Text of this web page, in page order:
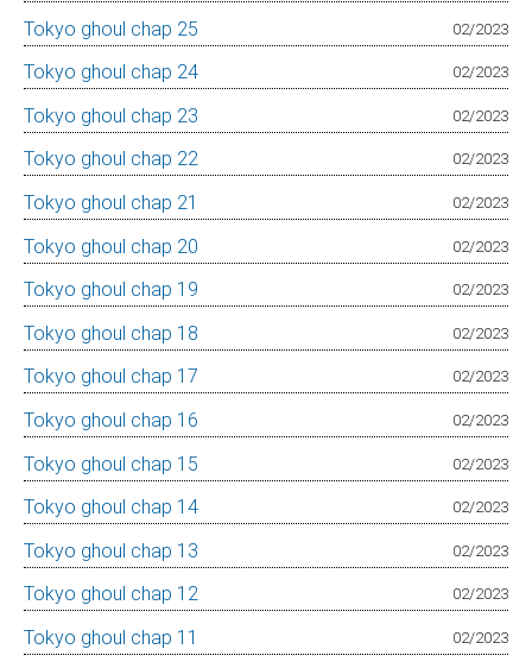
Tokyo ghoul chap 25 02/2023
Tokyo ghoul chap 24 02/2023
Tokyo ghoul chap 23 02/2023
Tokyo ghoul chap 22 02/2023
Tokyo ghoul chap 21 02/2023
Tokyo ghoul chap 20 02/2023
Tokyo ghoul chap 19 02/2023
Tokyo ghoul chap 18 02/2023
Tokyo ghoul chap 17 02/2023
Tokyo ghoul chap 16 02/2023
Tokyo ghoul chap 15 02/2023
Tokyo ghoul chap 14 02/2023
Tokyo ghoul chap 13 02/2023
Tokyo ghoul chap 12 02/2023
Tokyo ghoul chap 11 02/2023